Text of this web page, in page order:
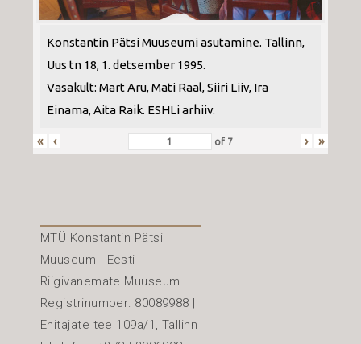
Konstantin Pätsi Muuseumi asutamine. Tallinn,
Uus tn 18, 1. detsember 1995.
Vasakult: Mart Aru, Mati Raal, Siiri Liiv, Ira
Einama, Aita Raik. ESHLi arhiiv.
« ‹ of 7 › »
MTÜ Konstantin Pätsi
Muuseum - Eesti
Riigivanemate Muuseum |
Registrinumber: 80089988 |
Ehitajate tee 109a/1, Tallinn